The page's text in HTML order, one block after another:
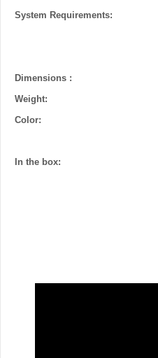
System Requirements:
Dimensions :
Weight:
Color:
In the box: